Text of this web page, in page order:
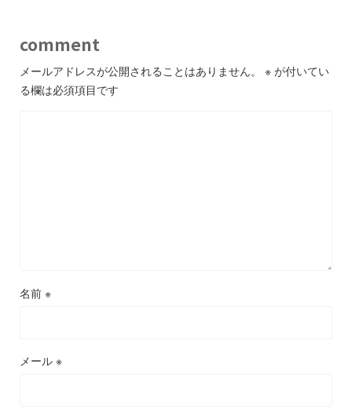
comment
メールアドレスが公開されることはありません。 ※ が付いてい
る欄は必須項目です
名前 ※
メール ※